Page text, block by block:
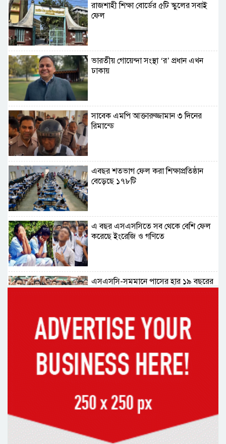
রাজশাহী শিক্ষা বোর্ডের ৫টি স্কুলের সবাই
ফেল
ভারতীয় গোয়েন্দা সংস্থা ‘র’ প্রধান এখন
ঢাকায়
সাবেক এমপি আক্তারুজ্জামান ৩ দিনের
রিমান্ডে
এবছর শতভাগ ফেল করা শিক্ষাপ্রতিষ্ঠান
বেড়েছে ১৭৮টি
এ বছর এসএসসিতে সব থেকে বেশি ফেল
করেছে ইংরেজি ও গণিতে
এসএসসি-সমমানে পাসের হার ১৯ বছরের
ফলাফল পুনঃনিরীক্ষণ নিয়ে যা বললেন
কমেছে জিপিএ-৫